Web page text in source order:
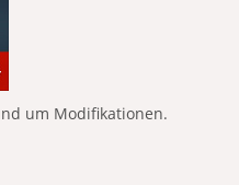
um Modifikationen.